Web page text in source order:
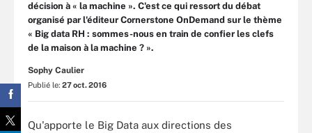
décision à « la machine ». C'est ce qui ressort du débat
organisé par l'éditeur Cornerstone OnDemand sur le thème
« Big data RH : sommes-nous en train de confier les clefs
de la maison à la machine ? ».
Sophy Caulier
Publié le: 27 oct. 2016
Qu'apporte le Big Data aux directions des